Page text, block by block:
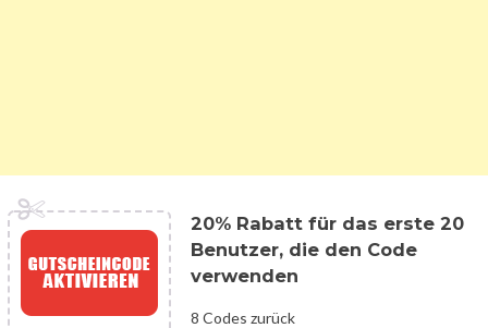
20% Rabatt für das erste 20
Benutzer, die den Code
verwenden
8 Codes zurück